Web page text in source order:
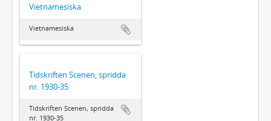
Vietnamesiska
Vietnamesiska
Tidskriften Scenen, spridda
nr. 1930-35
Tidskriften Scenen, spridda
nr. 1930-35